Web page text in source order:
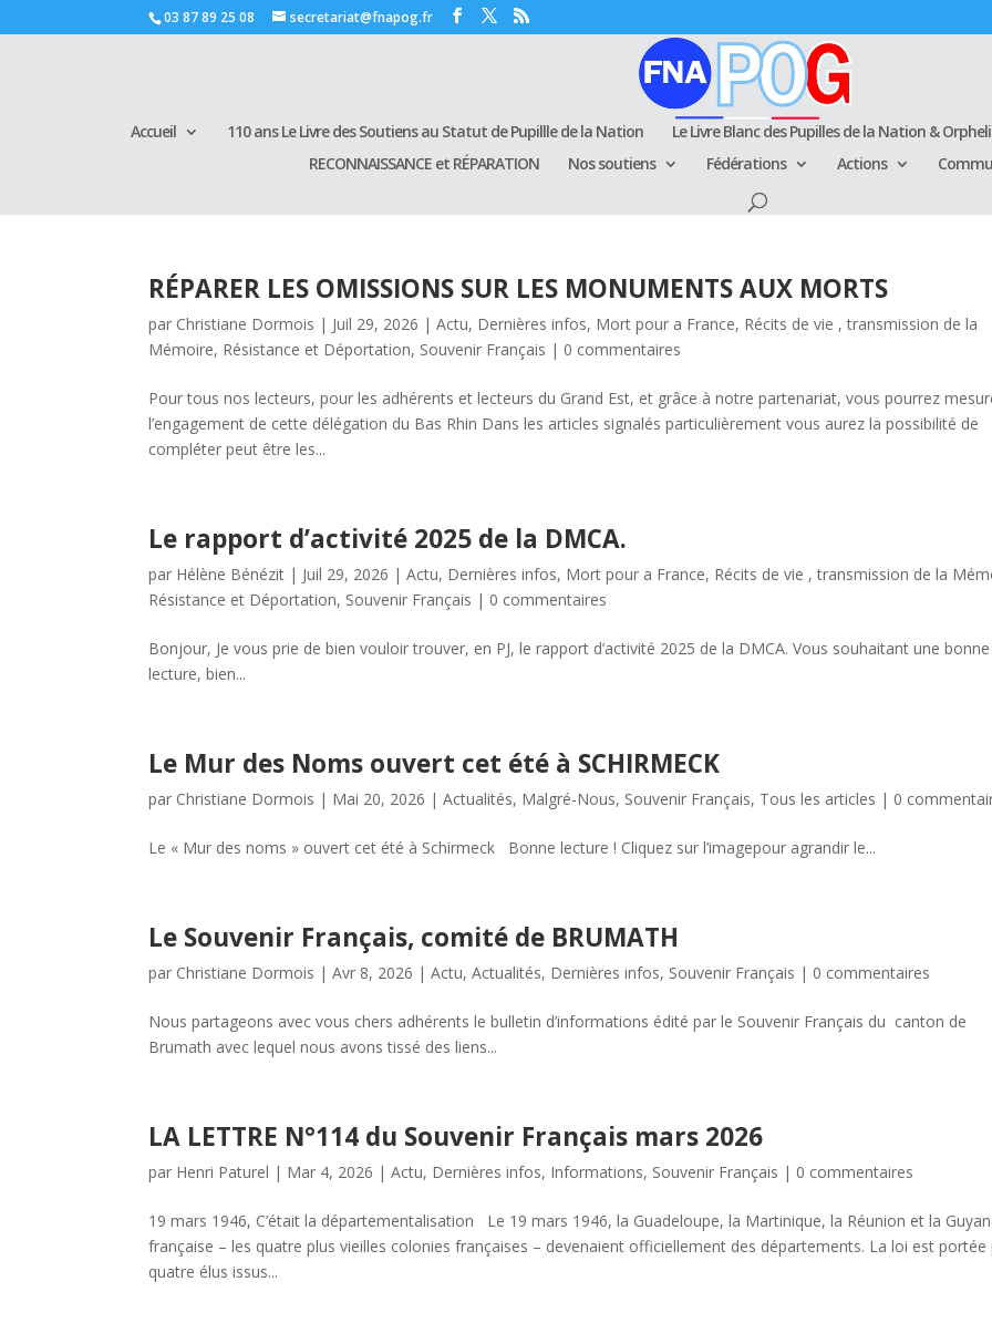
03 87 89 25 08 secretariat@fnapog.fr
Accueil 110 ans Le Livre des Soutiens au Statut de Pupillle de la Nation
Le Livre Blanc des Pupilles de la Nation &
RECONNAISSANCE et RÉPARATION
Nos soutiens Fédérations Actions
RÉPARER LES OMISSIONS SUR LES MONUMENTS AUX MORTS
par Christiane Dormois | Juil 29, 2026 |Actu, Dernières infos, Mort pour a France, Récits de vie , transmission de la
Mémoire, Résistance et Déportation, Souvenir Français | 0 commentaires
Pour tous nos lecteurs, pour les adhérents et lecteurs du Grand Est, et grâce à notre partenariat, vous pourrez
l’engagement de cette délégation du Bas Rhin Dans les articles signalés particulièrement vous aurez la possibilité de
compléter peut être les...
Le rapport d’activité 2025 de la DMCA.
par Hélène Bénézit | Juil 29, 2026 |Actu, Dernières infos, Mort pour a France, Récits de vie , transmission de la
Résistance et Déportation, Souvenir Français | 0 commentaires
Bonjour, Je vous prie de bien vouloir trouver, en PJ, le rapport d’activité 2025 de la DMCA. Vous souhaitant une bonne
lecture, bien...
Le Mur des Noms ouvert cet été à SCHIRMECK
par Christiane Dormois | Mai 20, 2026 |Actualités, Malgré-Nous, Souvenir Français, Tous les articles | 0
Le « Mur des noms » ouvert cet été à Schirmeck Bonne lecture ! Cliquez sur l’imagepour agrandir le...
Le Souvenir Français, comité de BRUMATH
par Christiane Dormois |Avr 8, 2026 |Actu,Actualités, Dernières infos, Souvenir Français | 0 commentaires
Nous partageons avec vous chers adhérents le bulletin d’informations édité par le Souvenir Français du canton de
Brumath avec lequel nous avons tissé des liens...
LA LETTRE N°114 du Souvenir Français mars 2026
par Henri Paturel | Mar 4, 2026 |Actu, Dernières infos, Informations, Souvenir Français | 0 commentaires
19 mars 1946, C’était la départementalisation Le 19 mars 1946, la Guadeloupe, la Martinique, la Réunion et la
française – les quatre plus vieilles colonies françaises – devenaient officiellement des départements. La loi est portée
quatre élus issus...